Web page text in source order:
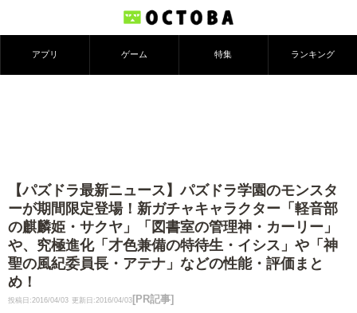
アプリ ゲーム 特集 ランキング
【パズドラ最新ニュース】パズドラ学園のモンスタ
ーが期間限定登場！新ガチャキャラクター「軽音部
の麒麟姫・サクヤ」「図書室の管理神・カーリー」
や、究極進化「才色兼備の特待生・イシス」や「神
聖の風紀委員長・アテナ」などの性能・評価まと
め！
投稿日:2016/04/03 更新日:2016/04/03 [PR記事]